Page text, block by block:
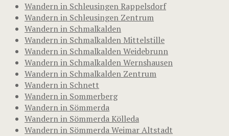
Wandern in Schleusingen Rappelsdorf
Wandern in Schleusingen Zentrum
Wandern in Schmalkalden
Wandern in Schmalkalden Mittelstille
Wandern in Schmalkalden Weidebrunn
Wandern in Schmalkalden Wernshausen
Wandern in Schmalkalden Zentrum
Wandern in Schnett
Wandern in Sommerberg
Wandern in Sömmerda
Wandern in Sömmerda Kölleda
Wandern in Sömmerda Weimar Altstadt